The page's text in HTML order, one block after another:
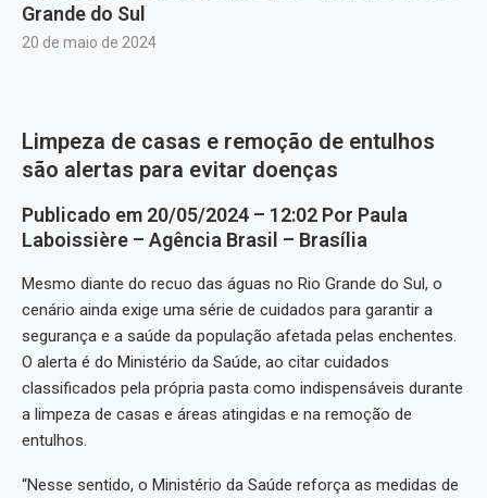
Grande do Sul
20 de maio de 2024
Limpeza de casas e remoção de entulhos
são alertas para evitar doenças
Publicado em 20/05/2024 – 12:02 Por Paula
Laboissière – Agência Brasil – Brasília
Mesmo diante do recuo das águas no Rio Grande do Sul, o
cenário ainda exige uma série de cuidados para garantir a
segurança e a saúde da população afetada pelas enchentes.
O alerta é do Ministério da Saúde, ao citar cuidados
classificados pela própria pasta como indispensáveis durante
a limpeza de casas e áreas atingidas e na remoção de
entulhos.
“Nesse sentido, o Ministério da Saúde reforça as medidas de